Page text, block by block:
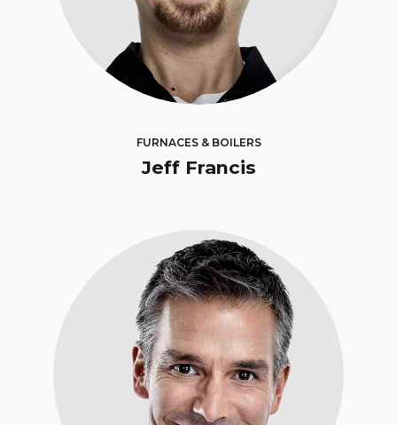
FURNACES & BOILERS
Jeff Francis